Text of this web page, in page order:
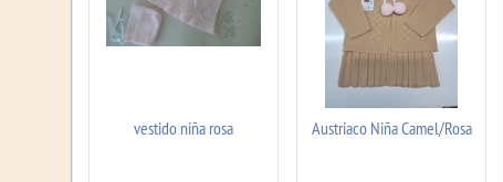
vestido niña rosa Austriaco Niña Camel/Rosa